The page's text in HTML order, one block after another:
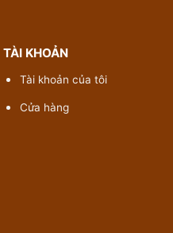
TÀI KHOẢN
Tài khoản của tôi
Cửa hàng